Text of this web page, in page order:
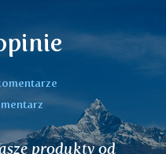
produkty od